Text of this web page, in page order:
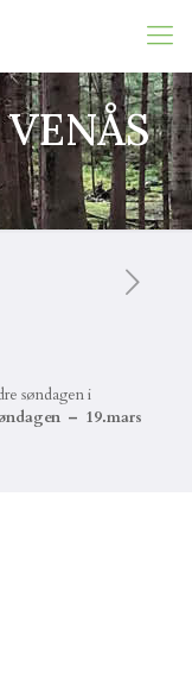
søndagen i
– 19.mars
brukbare.